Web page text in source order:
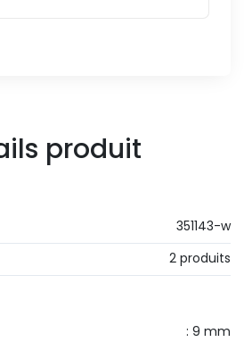
produit
351143-w
2 produits
: 9 mm